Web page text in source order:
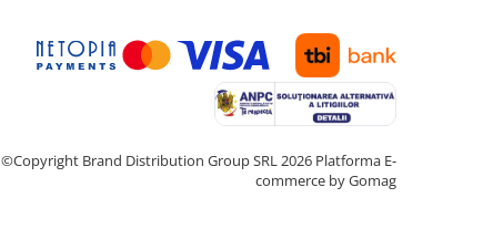
©Copyright Brand Distribution Group SRL 2026 Platforma E-
commerce by Gomag